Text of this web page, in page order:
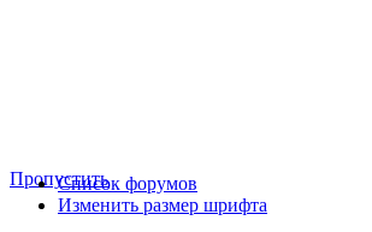
ПропуститьСписок форумов
Изменить размер шрифта